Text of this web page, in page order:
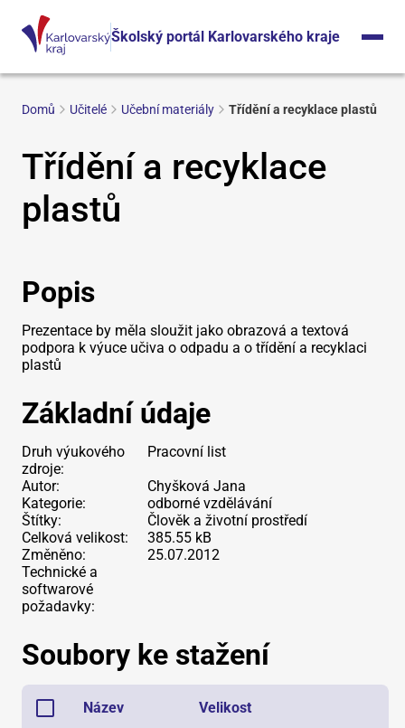
Školský portál Karlovarského kraje
Domů Učitelé Učební materiály Třídění a recyklace plastů
Třídění a recyklace
plastů
Popis
Prezentace by měla sloužit jako obrazová a textová
podpora k výuce učiva o odpadu a o třídění a recyklaci
plastů
Základní údaje
Druh výukového
zdroje:
Pracovní list
Autor:
Chyšková Jana
Kategorie:
odborné vzdělávání
Štítky:
Člověk a životní prostředí
Celková velikost:
385.55 kB
Změněno:
25.07.2012
Technické a
softwarové
požadavky:
Soubory ke stažení
Název Velikost